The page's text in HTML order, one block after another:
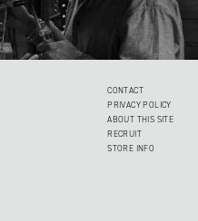
CONTACT
PRIVACY POLICY
ABOUT THIS SITE
RECRUIT
STORE INFO